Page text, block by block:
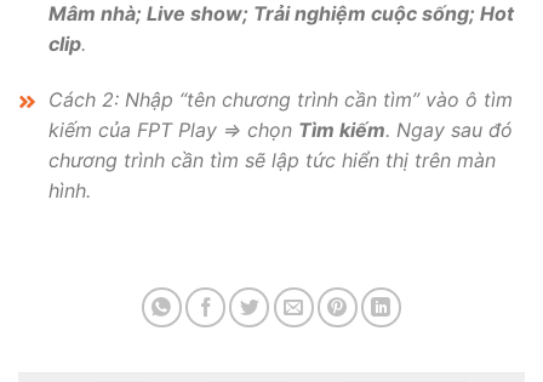
Mâm nhà; Live show; Trải nghiệm cuộc sống; Hot
clip.
Cách 2: Nhập “tên chương trình cần tìm” vào ô tìm
kiếm của FPT Play => chọn Tìm kiếm. Ngay sau đó
chương trình cần tìm sẽ lập tức hiển thị trên màn
hình.